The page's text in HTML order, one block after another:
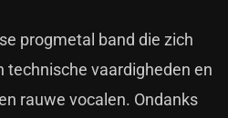
progmetal band die zich
technische vaardigheden en
rauwe vocalen. Ondanks